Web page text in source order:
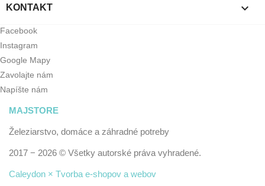
KONTAKT 
Facebook
Instagram
Google Mapy
Zavolajte nám
Napíšte nám
MAJSTORE
Železiarstvo, domáce a záhradné potreby
2017 − 2026 © Všetky autorské práva vyhradené.
Caleydon × Tvorba e-shopov a webov